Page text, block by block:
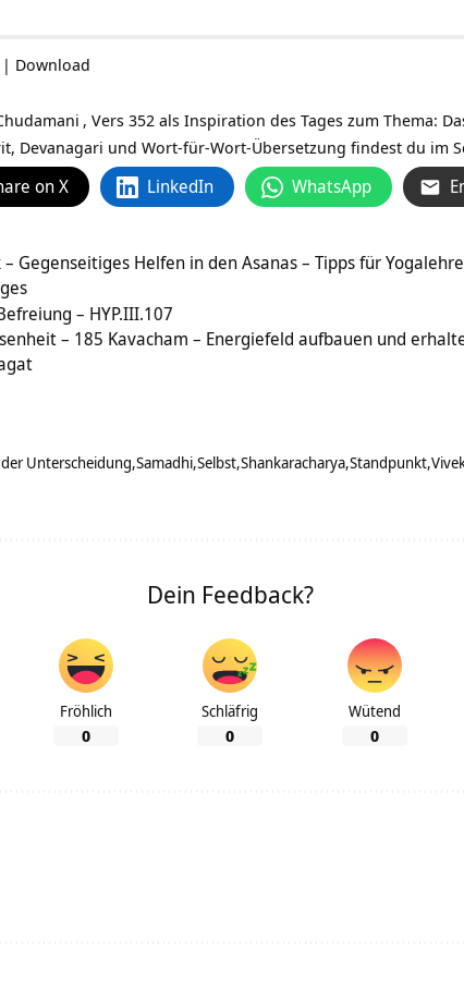
| Download
, Vers 352 als Inspiration des Tages zum Thema:
Devanagari und Wort-für-Wort-Übersetzung findest du im
on X LinkedIn WhatsApp
– Gegenseitiges Helfen in den Asanas – Tipps für
– HYP.III.107
– 185 Kavacham – Energiefeld aufbauen und
Unterscheidung Samadhi Selbst Shankaracharya Standpunkt
Dein Feedback?
Fröhlich
0
Schläfrig
0
Wütend
0